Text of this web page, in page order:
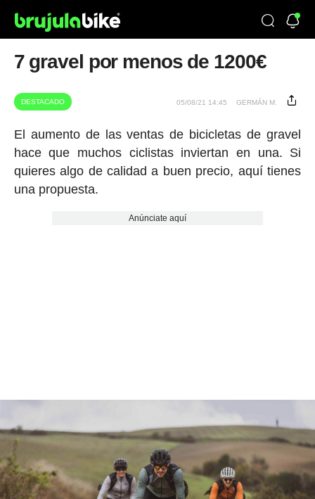
7 gravel por menos de 1200€
DESTACADO 05/08/21 14:45 GERMÁN M.
El aumento de las ventas de bicicletas de gravel
hace que muchos ciclistas inviertan en una. Si
quieres algo de calidad a buen precio, aquí tienes
una propuesta.
Anúnciate aquí